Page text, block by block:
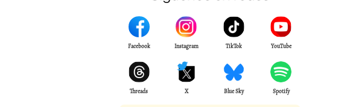
Facebook Instagram TikTok YouTube
Threads X Blue Sky Spotify